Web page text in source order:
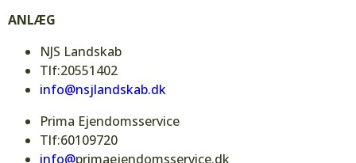
ANLÆG
NJS Landskab
Tlf:20551402
info@nsjlandskab.dk
Prima Ejendomsservice
Tlf:60109720
info@primaejendomsservice.dk